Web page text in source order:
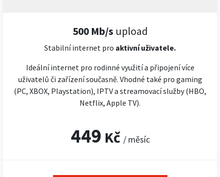
500 Mb/s upload
Stabilní internet pro aktivní uživatele.
Ideální internet pro rodinné využití a připojení více
uživatelů či zařízení současně. Vhodné také pro gaming
(PC, XBOX, Playstation), IPTV a streamovací služby (HBO,
Netflix, Apple TV).
449 Kč / měsíc